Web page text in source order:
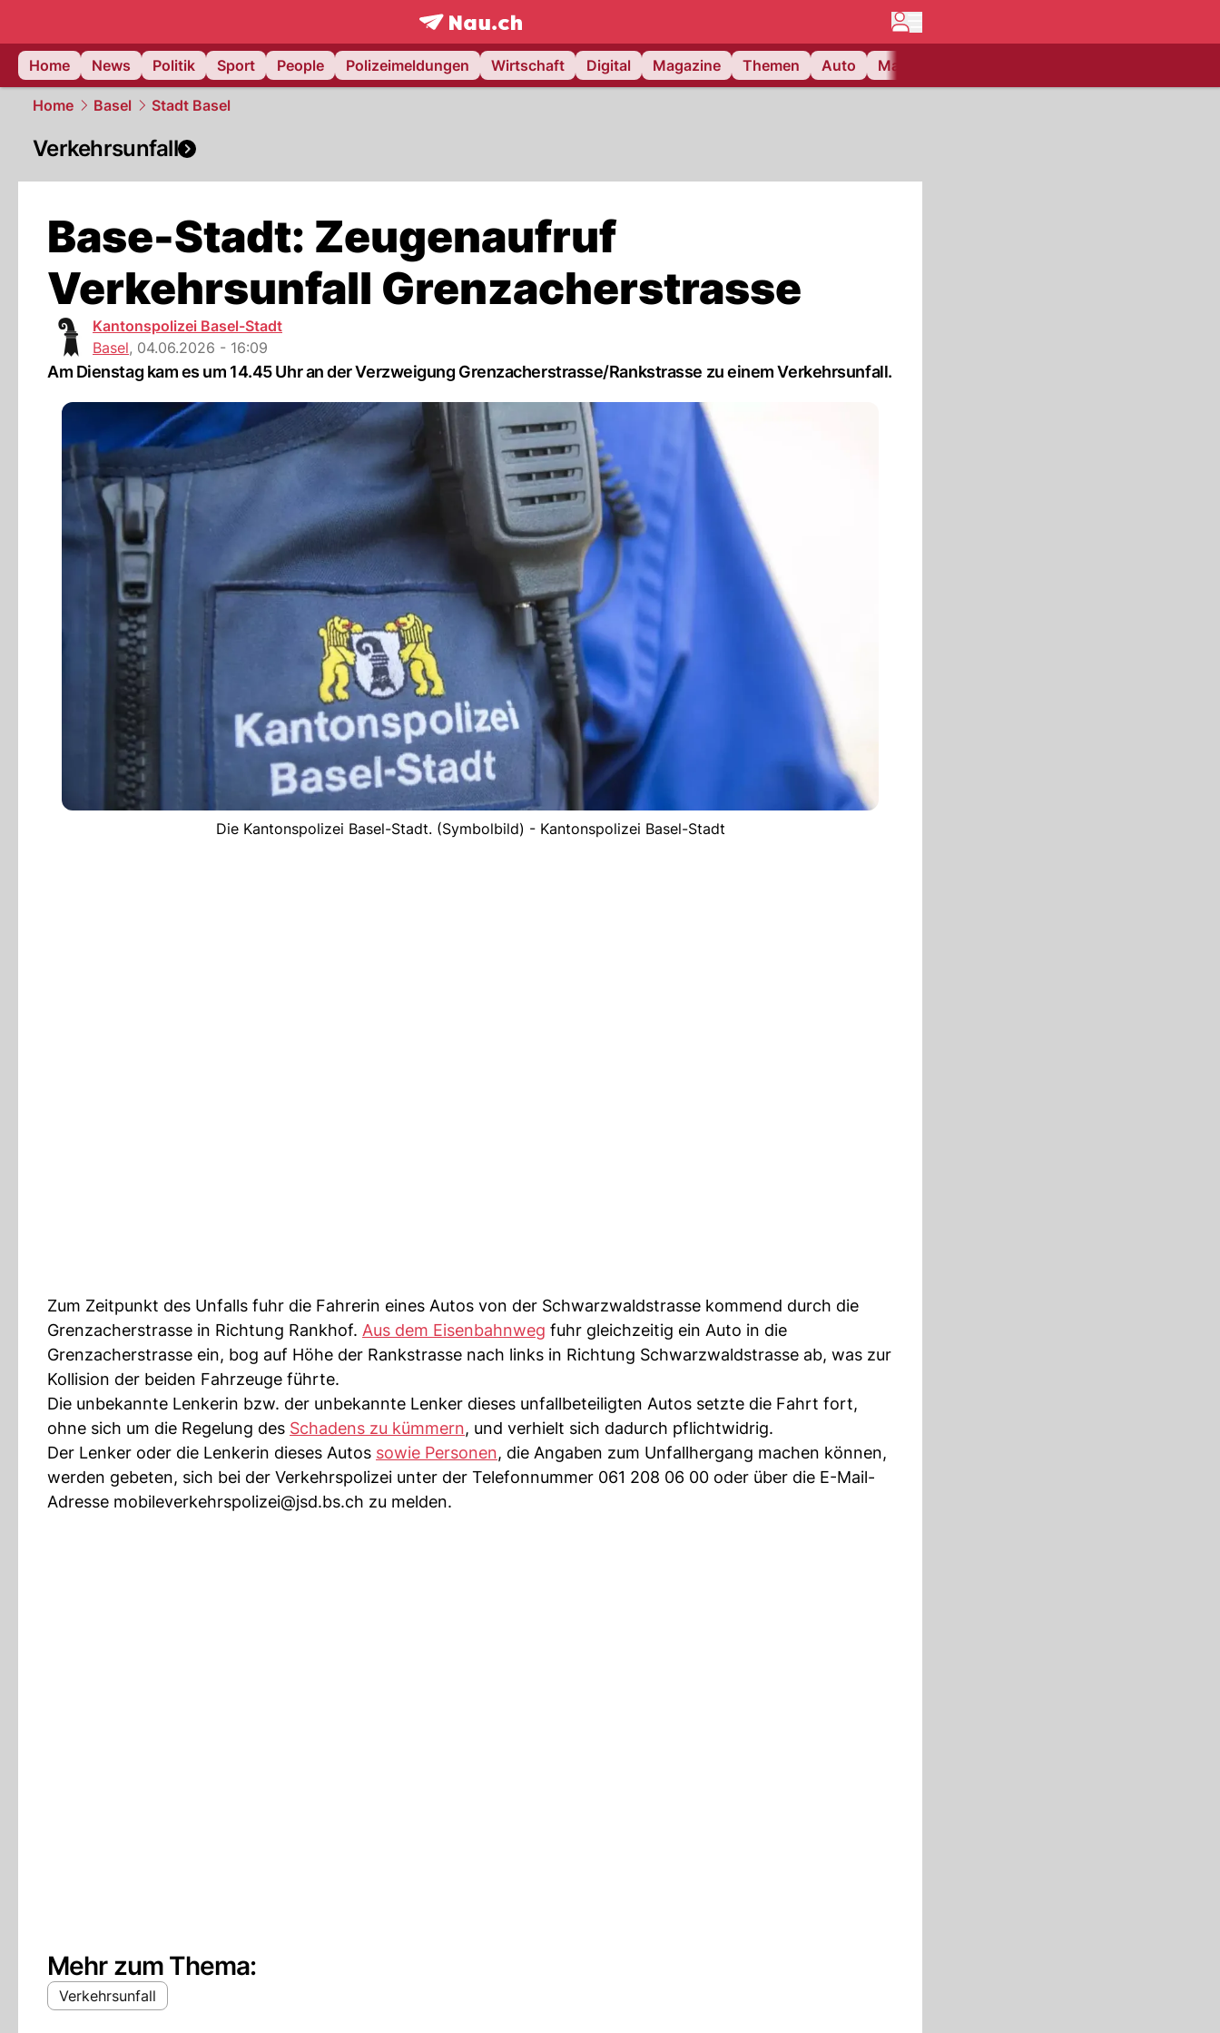
frontpage.NAU.ch
Home
News Politik Sport People Polizeimeldungen Wirtschaft Digital Magazine Themen Auto Matchcenter
Home Basel Stadt Basel
Verkehrsunfall
Base-Stadt: Zeugenaufruf
Verkehrsunfall Grenzacherstrasse
Kantonspolizei Basel-Stadt
Basel, 04.06.2026 - 16:09
Am Dienstag kam es um 14.45 Uhr an der Verzweigung Grenzacherstrasse/Rankstrasse zu einem Verkehrsunfall.
Die Kantonspolizei Basel-Stadt. (Symbolbild) - Kantonspolizei Basel-Stadt
Zum Zeitpunkt des Unfalls fuhr die Fahrerin eines Autos von der Schwarzwaldstrasse kommend durch die
Grenzacherstrasse in Richtung Rankhof. Aus dem Eisenbahnweg fuhr gleichzeitig ein Auto in die
Grenzacherstrasse ein, bog auf Höhe der Rankstrasse nach links in Richtung Schwarzwaldstrasse ab, was zur
Kollision der beiden Fahrzeuge führte.
Die unbekannte Lenkerin bzw. der unbekannte Lenker dieses unfallbeteiligten Autos setzte die Fahrt fort,
ohne sich um die Regelung des Schadens zu kümmern, und verhielt sich dadurch pflichtwidrig.
Der Lenker oder die Lenkerin dieses Autos sowie Personen, die Angaben zum Unfallhergang machen können,
werden gebeten, sich bei der Verkehrspolizei unter der Telefonnummer 061 208 06 00 oder über die E-Mail-
Adresse mobileverkehrspolizei@jsd.bs.ch zu melden.
Mehr zum Thema:
Verkehrsunfall